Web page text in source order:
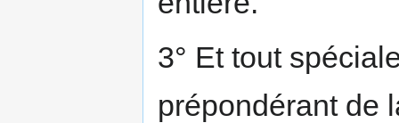
3° Et tout
prépondérant de